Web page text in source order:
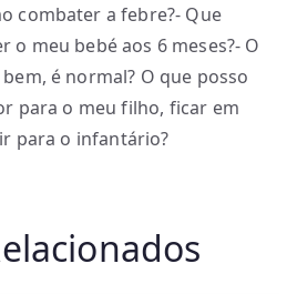
combater a febre?- Que
o meu bebé aos 6 meses?- O
é normal? O que posso
para o meu filho, ficar em
para o infantário?